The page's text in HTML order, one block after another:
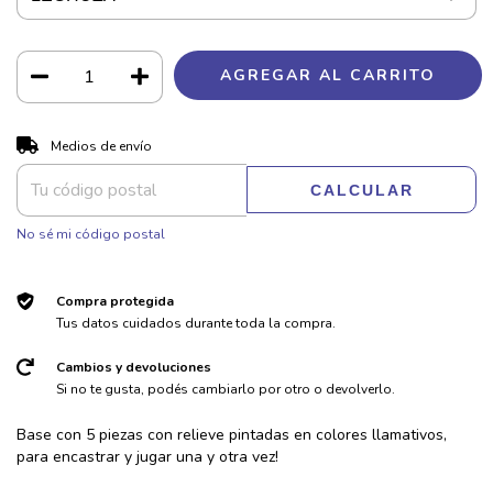
Entregas para el CP:
Medios de envío
CALCULAR
No sé mi código postal
Compra protegida
Tus datos cuidados durante toda la compra.
Cambios y devoluciones
Si no te gusta, podés cambiarlo por otro o devolverlo.
Base con 5 piezas con relieve pintadas en colores llamativos,
para encastrar y jugar una y otra vez!